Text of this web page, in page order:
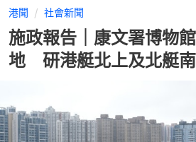
港聞 社會新聞
施政報告｜康文署博物
地 研港艇北上及北艇